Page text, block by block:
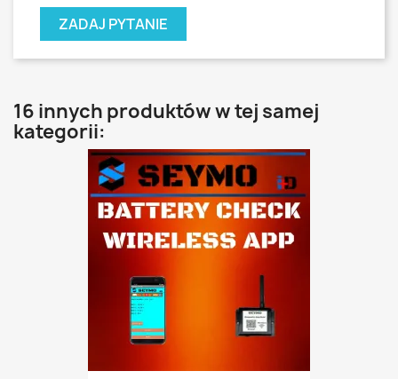
ZADAJ PYTANIE
16 innych produktów w tej samej
kategorii: